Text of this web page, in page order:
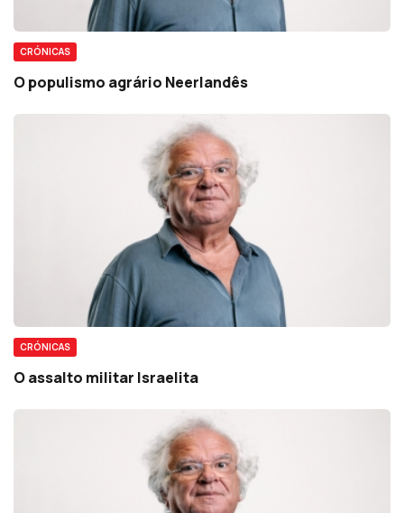
CRÓNICAS
O populismo agrário Neerlandês
CRÓNICAS
O assalto militar Israelita